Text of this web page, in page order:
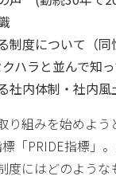
制度について（
クハラと並んで知
社内体制・社内
り組みを始めよ
「PRIDE指標」
度にはどのよう